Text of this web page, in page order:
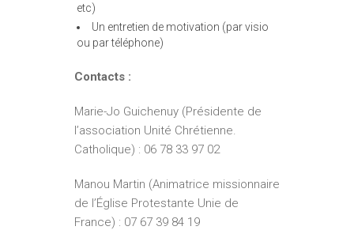
etc)
Un entretien de motivation (par visio
ou par téléphone)
Contacts :
Marie-Jo Guichenuy (Présidente de
l’association Unité Chrétienne.
Catholique) : 06 78 33 97 02
Manou Martin (Animatrice missionnaire
de l’Église Protestante Unie de
France) : 07 67 39 84 19